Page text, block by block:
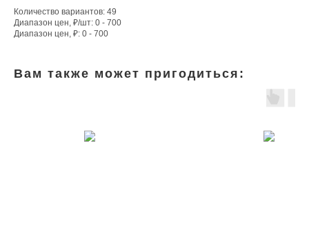
Количество вариантов: 49
Диапазон цен, ₽/шт: 0 - 700
Диапазон цен, ₽: 0 - 700
Вам также может пригодиться: